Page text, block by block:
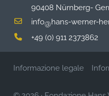
90408 Nürnberg-
info@hans-werner-
+49 (0) 911 2373862
Informazione legale